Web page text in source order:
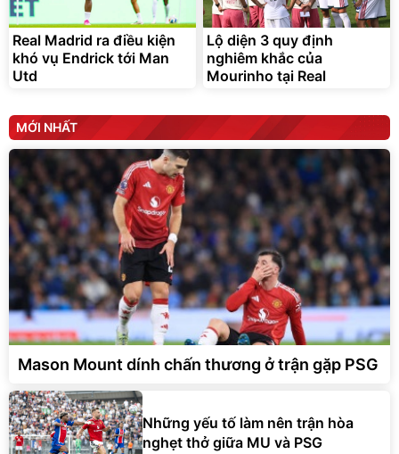
Real Madrid ra điều kiện
khó vụ Endrick tới Man
Utd
Lộ diện 3 quy định
nghiêm khắc của
Mourinho tại Real
MỚI NHẤT
Mason Mount dính chấn thương ở trận gặp PSG
Những yếu tố làm nên trận hòa
nghẹt thở giữa MU và PSG